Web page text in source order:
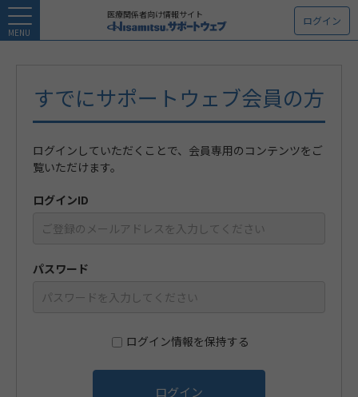
MENU
医療関係者向け情報サイト ログイン
すでにサポートウェブ会員の方
ログインしていただくことで、会員専用のコンテンツをご
覧いただけます。
ログインID
パスワード
ログイン情報を保持する